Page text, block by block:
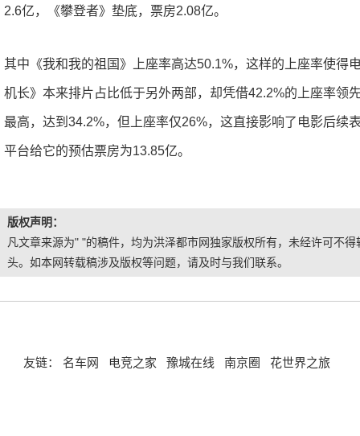
2.6亿，《攀登者》垫底，票房2.08亿。
其中《我和我的祖国》上座率高达50.1%，这样的上座率使得
机长》本来排片占比低于另外两部，却凭借42.2%的上座率领
最高，达到34.2%，但上座率仅26%，这直接影响了电影后续
平台给它的预估票房为13.85亿。
版权声明：
凡文章来源为" "的稿件，均为洪泽都市网独家版权所有，未经许可不
头。如本网转载稿涉及版权等问题，请及时与我们联系。
友链： 名车网 电竞之家 豫城在线 南京圈 花世界之旅